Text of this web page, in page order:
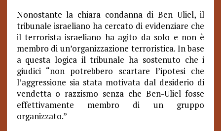
Nonostante la chiara condanna di Ben Uliel, il
tribunale israeliano ha cercato di evidenziare che
il terrorista israeliano ha agito da solo e non è
membro di un’organizzazione terroristica. In base
a questa logica il tribunale ha sostenuto che i
giudici “non potrebbero scartare l’ipotesi che
l’aggressione sia stata motivata dal desiderio di
vendetta o razzismo senza che Ben-Uliel fosse
effettivamente membro di un gruppo
organizzato.”